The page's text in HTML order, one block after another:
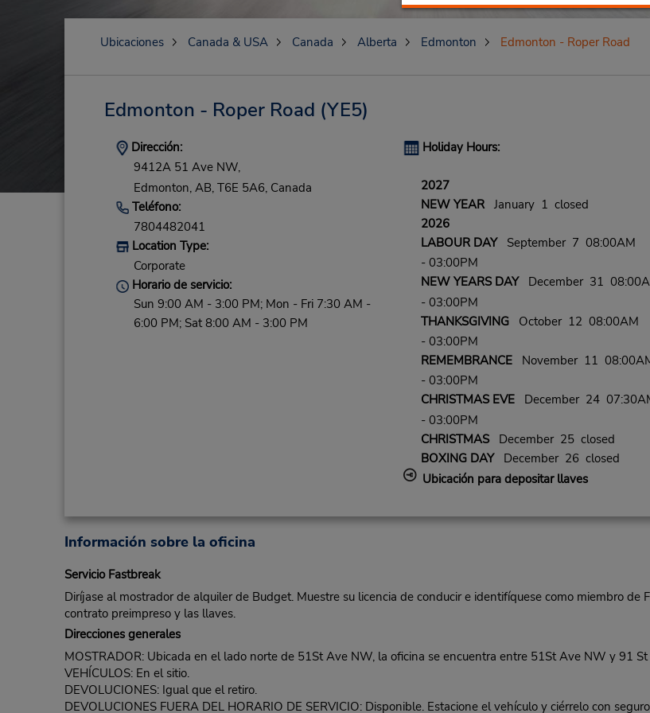
Ubicaciones Canada & USA Canada Alberta Edmonton Edmonton - Roper Road
Edmonton - Roper Road (YE5)
Dirección:
9412A 51 Ave NW,
Edmonton, AB, T6E 5A6, Canada
Teléfono:
7804482041
Location Type:
Corporate
Horario de servicio:
Sun 9:00 AM - 3:00 PM; Mon - Fri 7:30 AM -
6:00 PM; Sat 8:00 AM - 3:00 PM
Holiday Hours:
2027
NEW YEARJanuary 1 closed
2026
LABOUR DAYSeptember 7 08:00AM
- 03:00PM
NEW YEARS DAYDecember 31
- 03:00PM
THANKSGIVINGOctober 12 08:00AM
- 03:00PM
REMEMBRANCENovember 11
- 03:00PM
CHRISTMAS EVEDecember 24
- 03:00PM
CHRISTMASDecember 25 closed
BOXING DAYDecember 26 closed
Ubicación para depositar llaves
Información sobre la oficina
Servicio Fastbreak
Diríjase al mostrador de alquiler de Budget. Muestre su licencia de conducir e identifíquese como miembro
contrato preimpreso y las llaves.
Direcciones generales
MOSTRADOR: Ubicada en el lado norte de 51St Ave NW, la oficina se encuentra entre 51St Ave NW y 91
VEHÍCULOS: En el sitio.
DEVOLUCIONES: Igual que el retiro.
DEVOLUCIONES FUERA DEL HORARIO DE SERVICIO: Disponible. Estacione el vehículo y ciérrelo con